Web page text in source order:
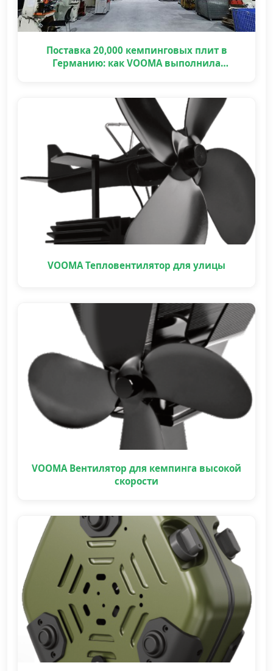
Поставка 20,000 кемпинговых плит в
Германию: как VOOMA выполнила
VOOMA Тепловентилятор для улицы
VOOMA Вентилятор для кемпинга высокой
скорости